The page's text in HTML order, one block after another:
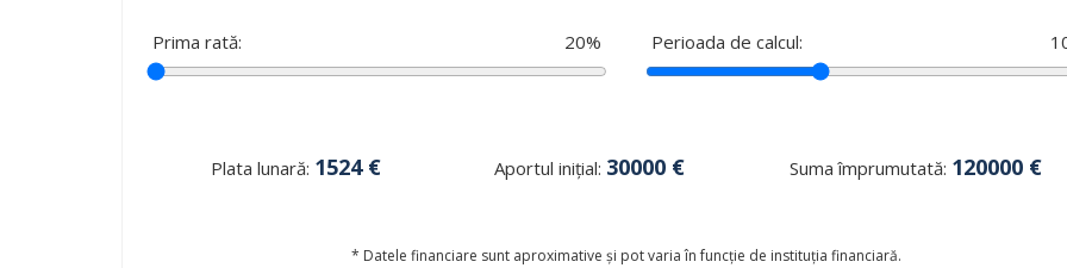
Prima rată: 20% Perioada de calcul:
Plata lunară: 1524€ Aportul inițial: 30000€ Suma împrumutată: 120000€
* Datele financiare sunt aproximative și pot varia în funcție de instituția financiară.